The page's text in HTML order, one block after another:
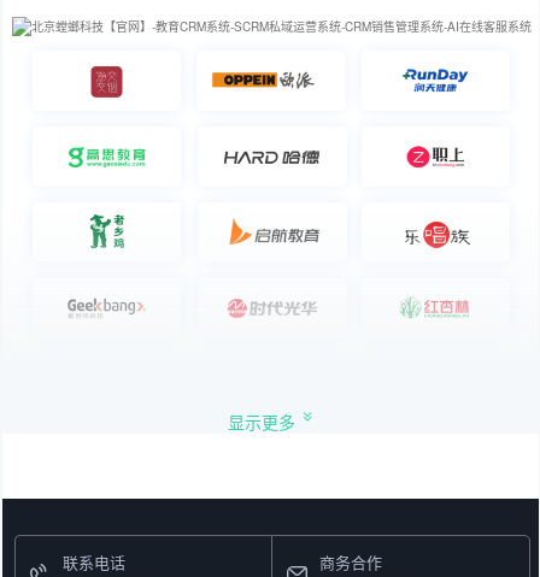
显示更多
联系电话
商务合作